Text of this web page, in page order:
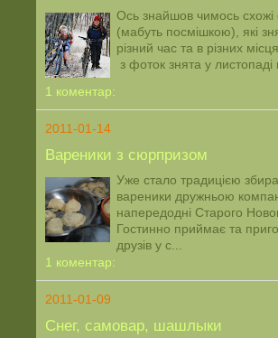
Ось знайшов чимось схожі
(мабуть посмішкою), які
різний час та в різних
з фоток знята у
1 коментар:
2011-01-14
Вареники з сюрпризом
Уже стало традицією
вареники дружньою
напередодні Старого
Гостинно приймає та
друзів у с...
1 коментар:
2011-01-09
Снег, самовар, шашлыки